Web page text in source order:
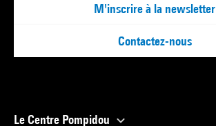
M'inscrire à la newsletter
Contactez-nous
Le Centre Pompidou